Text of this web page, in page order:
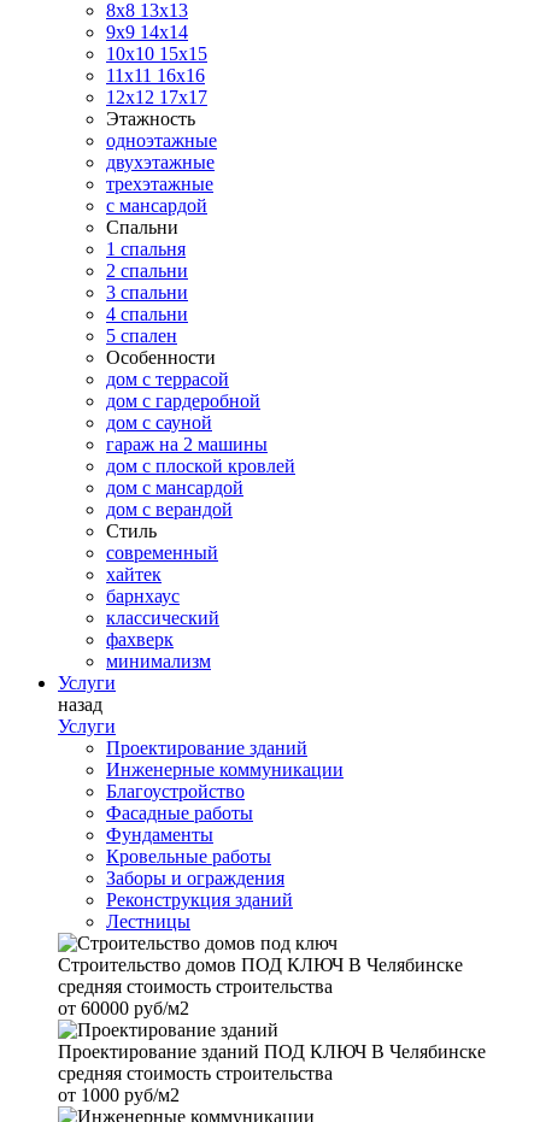
8х8 13х13
9х9 14х14
10х10 15х15
11x11 16х16
12х12 17х17
Этажность
одноэтажные
двухэтажные
трехэтажные
с мансардой
Спальни
1 спальня
2 спальни
3 спальни
4 спальни
5 спален
Особенности
дом с террасой
дом с гардеробной
дом с сауной
гараж на 2 машины
дом с плоской кровлей
дом с мансардой
дом с верандой
Стиль
современный
хайтек
барнхаус
классический
фахверк
минимализм
Услуги
назад
Услуги
Проектирование зданий
Инженерные коммуникации
Благоустройство
Фасадные работы
Фундаменты
Кровельные работы
Заборы и ограждения
Реконструкция зданий
Лестницы
Строительство домов ПОД КЛЮЧ В Челябинске
средняя стоимость строительства
от 60000 руб/м2
Проектирование зданий ПОД КЛЮЧ В Челябинске
средняя стоимость строительства
от 1000 руб/м2